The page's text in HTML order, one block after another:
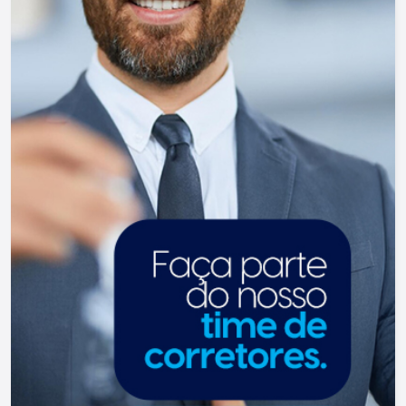
imóveis. Temos o maior inventário de cadastros
de imóveis de Ribeirão Preto e região com mais
de 20.000 opções, em todos os cantos da
cidade, para todos os padrões e para todos os
gostos de nossos clientes. Se você deseja
comprar, alugar ou negociar seu próprio imóvel,
nós somos a imobiliária certa, porque para a Lago
o que vale é o relacionamento, portanto, venha
tomar um café conosco em uma de nossas três
lojas: Lago Vendas - Av. Presidente Vargas, 407,
Lago Locação - Rua Barão do Amazonas, 1700 e
Lago Administrativo/Cadastro - Rua Altino
Arantes, 644.